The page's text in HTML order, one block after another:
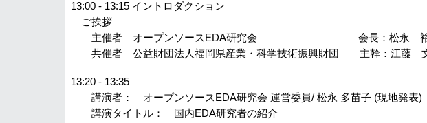
13:00 - 13:15 イントロダクション
ご挨拶
主催者 オープンソースEDA研究会 会長：松永 裕
共催者 公益財団法人福岡県産業・科学技術振興財団 主幹：江藤
13:20 - 13:35
講演者： オープンソースEDA研究会 運営委員/ 松永 多苗子 (現地発表)
講演タイトル： 国内EDA研究者の紹介